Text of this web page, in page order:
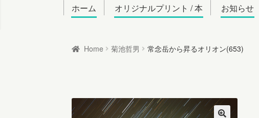
ー
ン
キ
ン
ス
プ
ホーム オリジナルプリント / 本 お知らせ
Home 菊池哲男 常念岳から昇るオリオン(653)